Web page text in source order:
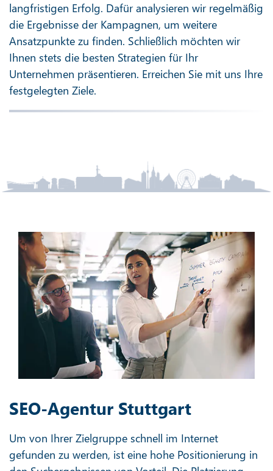
langfristigen Erfolg. Dafür analysieren wir regelmäßig
die Ergebnisse der Kampagnen, um weitere
Ansatzpunkte zu finden. Schließlich möchten wir
Ihnen stets die besten Strategien für Ihr
Unternehmen präsentieren. Erreichen Sie mit uns Ihre
festgelegten Ziele.
SEO-Agentur Stuttgart
Um von Ihrer Zielgruppe schnell im Internet
gefunden zu werden, ist eine hohe Positionierung in